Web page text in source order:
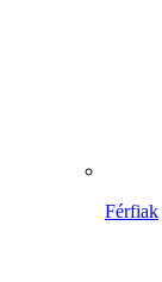
Férfiak